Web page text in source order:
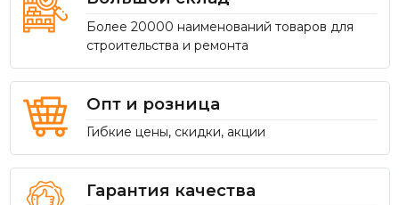
Более 20000 наименований товаров для
строительства и ремонта
Опт и розница
Гибкие цены, скидки, акции
Гарантия качества